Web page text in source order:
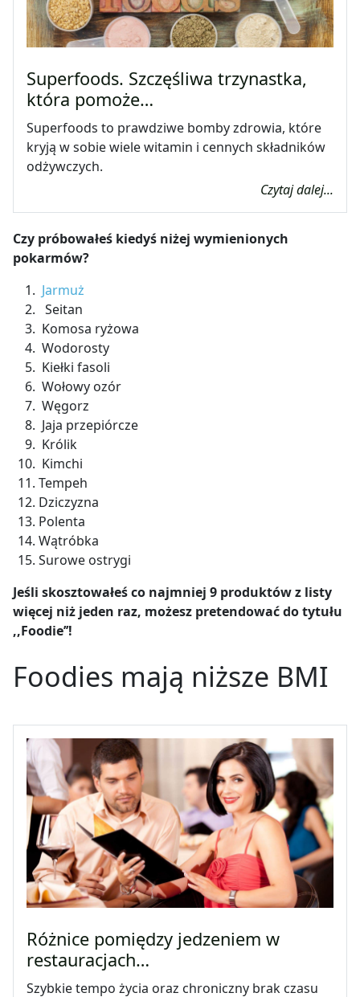
Superfoods. Szczęśliwa trzynastka,
która pomoże…
Superfoods to prawdziwe bomby zdrowia, które
kryją w sobie wiele witamin i cennych składników
odżywczych.
Czytaj dalej...
Czy próbowałeś kiedyś niżej wymienionych
pokarmów?
Jarmuż
Seitan
Komosa ryżowa
Wodorosty
Kiełki fasoli
Wołowy ozór
Węgorz
Jaja przepiórcze
Królik
Kimchi
Tempeh
Dziczyzna
Polenta
Wątróbka
Surowe ostrygi
Jeśli skosztowałeś co najmniej 9 produktów z listy
więcej niż jeden raz, możesz pretendować do tytułu
,,Foodie’’!
Foodies mają niższe BMI
Różnice pomiędzy jedzeniem w
restauracjach…
Szybkie tempo życia oraz chroniczny brak czasu